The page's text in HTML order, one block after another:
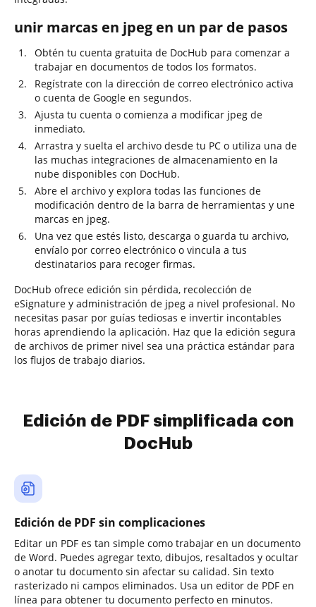
unir marcas en jpeg en un par de pasos
Obtén tu cuenta gratuita de DocHub para comenzar a
trabajar en documentos de todos los formatos.
Regístrate con la dirección de correo electrónico activa
o cuenta de Google en segundos.
Ajusta tu cuenta o comienza a modificar jpeg de
inmediato.
Arrastra y suelta el archivo desde tu PC o utiliza una de
las muchas integraciones de almacenamiento en la
nube disponibles con DocHub.
Abre el archivo y explora todas las funciones de
modificación dentro de la barra de herramientas y une
marcas en jpeg.
Una vez que estés listo, descarga o guarda tu archivo,
envíalo por correo electrónico o vincula a tus
destinatarios para recoger firmas.
DocHub ofrece edición sin pérdida, recolección de
eSignature y administración de jpeg a nivel profesional. No
necesitas pasar por guías tediosas e invertir incontables
horas aprendiendo la aplicación. Haz que la edición segura
de archivos de primer nivel sea una práctica estándar para
los flujos de trabajo diarios.
Edición de PDF simplificada con
DocHub
Edición de PDF sin complicaciones
Editar un PDF es tan simple como trabajar en un documento
de Word. Puedes agregar texto, dibujos, resaltados y ocultar
o anotar tu documento sin afectar su calidad. Sin texto
rasterizado ni campos eliminados. Usa un editor de PDF en
línea para obtener tu documento perfecto en minutos.